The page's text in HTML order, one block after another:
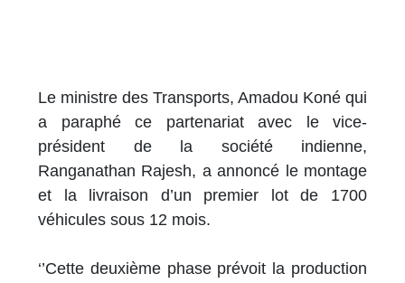
Le ministre des Transports, Amadou Koné qui
a paraphé ce partenariat avec le vice-
président de la société indienne,
Ranganathan Rajesh, a annoncé le montage
et la livraison d’un premier lot de 1700
véhicules sous 12 mois.
‘’Cette deuxième phase prévoit la production